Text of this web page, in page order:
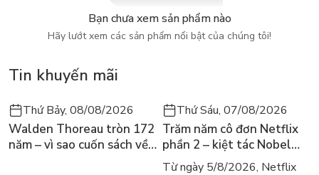
Bạn chưa xem sản phẩm nào
Hãy lướt xem các sản phẩm nổi bật của chúng tôi!
Tin khuyến mãi
Thứ Bảy, 08/08/2026
Walden Thoreau tròn 172
năm – vì sao cuốn sách về
Thứ Sáu, 07/08/2026
Trăm năm cô đơn Netflix
phần 2 – kiệt tác Nobel
trở lại màn ảnh, dòng
Từ ngày 5/8/2026, Netflix